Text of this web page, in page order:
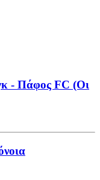
- Πάφος FC (Οι